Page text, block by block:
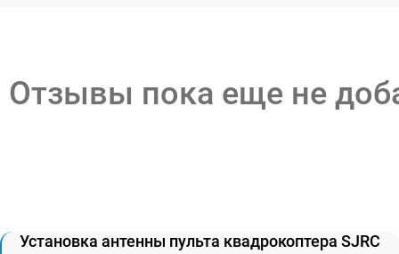
Отзывы пока еще не
Установка антенны пульта квадрокоптера SJRC